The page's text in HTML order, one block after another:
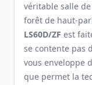
véritable salle
forêt de haut-
LS60D/ZF est
se contente pas
vous enveloppe
que permet la